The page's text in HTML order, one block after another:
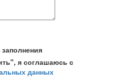
я соглашаюсь с
данных